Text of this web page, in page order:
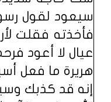
سيعود لقول
فأخذته فقلت
عيال لا أعود
هريرة ما فعل
إنه قد كذبك